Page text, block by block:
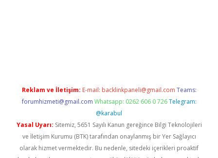
Reklam ve İletişim: E-mail: backlinkpaneli@gmail.com Teams:
forumhizmeti@gmail.com Whatsapp: 0262 606 0 726 Telegram:
@karabul
Yasal Uyarı: Sitemiz, 5651 Sayılı Kanun gereğince Bilgi Teknolojileri
ve İletişim Kurumu (BTK) tarafından onaylanmış bir Yer Sağlayıcı
olarak hizmet vermektedir. Bu nedenle, sitedeki içerikleri proaktif